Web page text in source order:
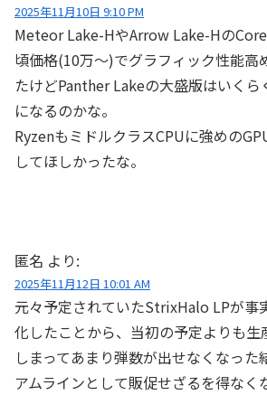
2025年11月10日 9:10 PM
Meteor Lake-HやArrow Lake-Hの
頃価格(10万〜)でグラフィック性能高
たけどPanther Lakeの大盛版はいくら
になるのかな。
RyzenもミドルクラスCPUに強めの
してほしかったな。
匿名 より:
2025年11月12日 10:01 AM
元々予定されていたStrixHalo LPが事
化したことから、当初の予定よりも生
しまってあまり弾数が出せなくなった
アムラインとして販促せざるを得なく